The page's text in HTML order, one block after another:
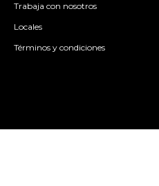
Trabaja con nosotros
Locales
Términos y condiciones